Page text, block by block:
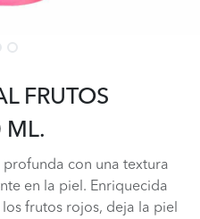
FRUTOS
ML.
con una textura
en la piel. Enriquecida
frutos rojos, deja la piel